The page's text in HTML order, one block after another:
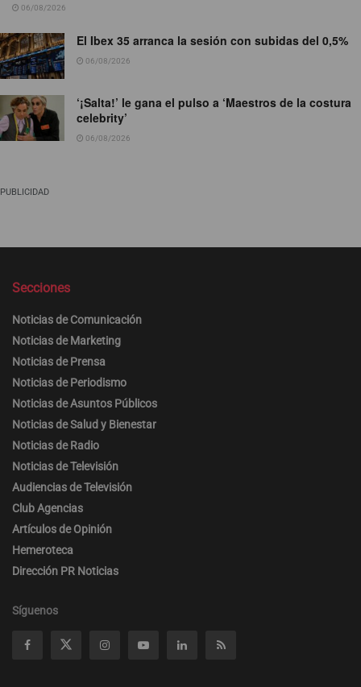
06/08/2026
El Ibex 35 arranca la sesión con subidas del 0,5%
06/08/2026
‘¡Salta!’ le gana el pulso a ‘Maestros de la costura
celebrity’
06/08/2026
PUBLICIDAD
Secciones
Noticias de Comunicación
Noticias de Marketing
Noticias de Prensa
Noticias de Periodismo
Noticias de Asuntos Públicos
Noticias de Salud y Bienestar
Noticias de Radio
Noticias de Televisión
Audiencias de Televisión
Club Agencias
Artículos de Opinión
Hemeroteca
Dirección PR Noticias
Síguenos